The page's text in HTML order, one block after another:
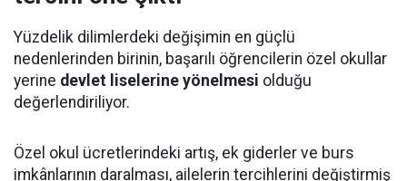
Yüzdelik dilimlerdeki değişimin en güçlü
nedenlerinden birinin, başarılı öğrencilerin özel okullar
yerine devlet liselerine yönelmesi olduğu
değerlendiriliyor.
Özel okul ücretlerindeki artış, ek giderler ve burs
imkânlarının daralması, ailelerin tercihlerini değiştirmiş